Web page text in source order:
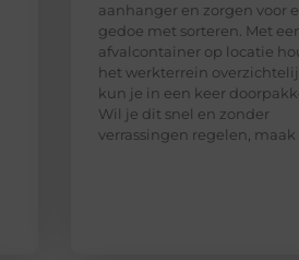
aanhanger en zorgen voor
gedoe met sorteren. Met
afvalcontainer op locatie
het werkterrein
kun je in een keer
Wil je dit snel en zonder
verrassingen regelen, maak